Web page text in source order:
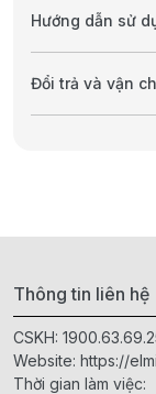
Hướng dẫn sử
Đổi trả và vận
Thông tin liên hệ
CSKH:
Website: https://
Thời gian làm việc: